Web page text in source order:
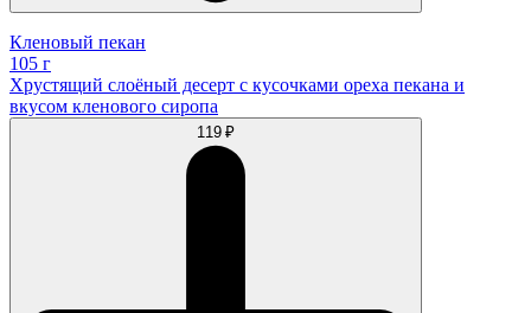
Кленовый пекан
105 г
Хрустящий слоёный десерт с кусочками ореха пекана и
вкусом кленового сиропа
119 ₽